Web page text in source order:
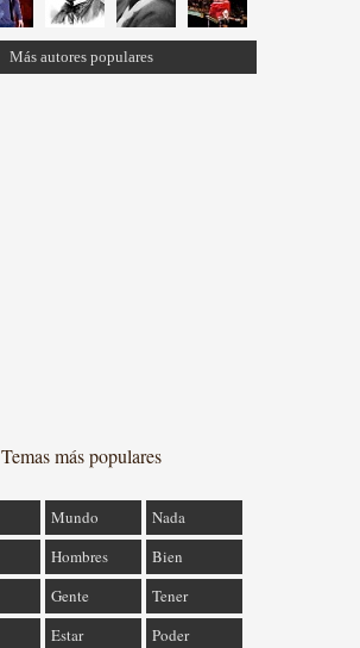
Más autores populares
Temas más populares
Mundo
Nada
Hombres
Bien
Gente
Tener
Estar
Poder